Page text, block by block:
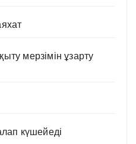
мерзімін ұзарту
күшейеді